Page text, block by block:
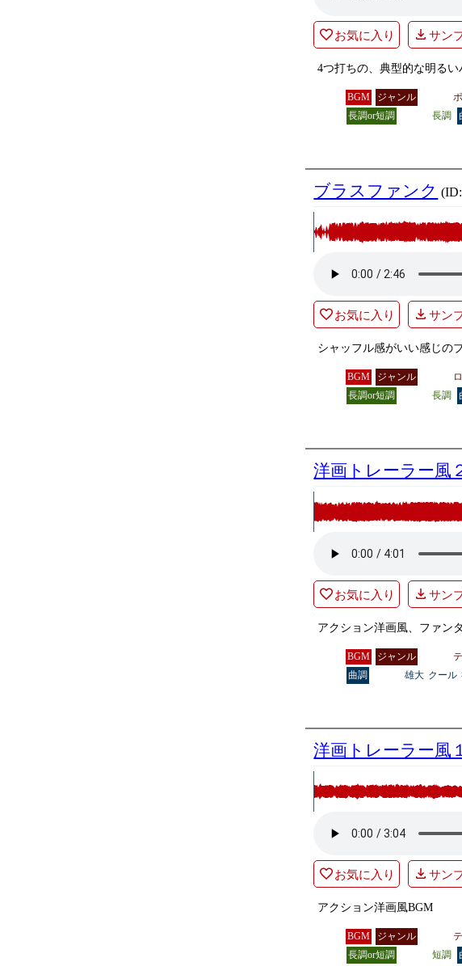
お気に入り サン
4つ打ちの、典型的な明るい
BGM ジャンル
長調or短調
長調
ブラスファンク
お気に入り サン
シャッフル感がいい感じの
BGM ジャンル
長調or短調
長調
洋画トレーラー風
お気に入り サン
アクション洋画風、ファン
BGM ジャンル
曲調
雄大 クール
洋画トレーラー風
お気に入り サン
アクション洋画風BGM
BGM ジャンル
長調or短調
短調